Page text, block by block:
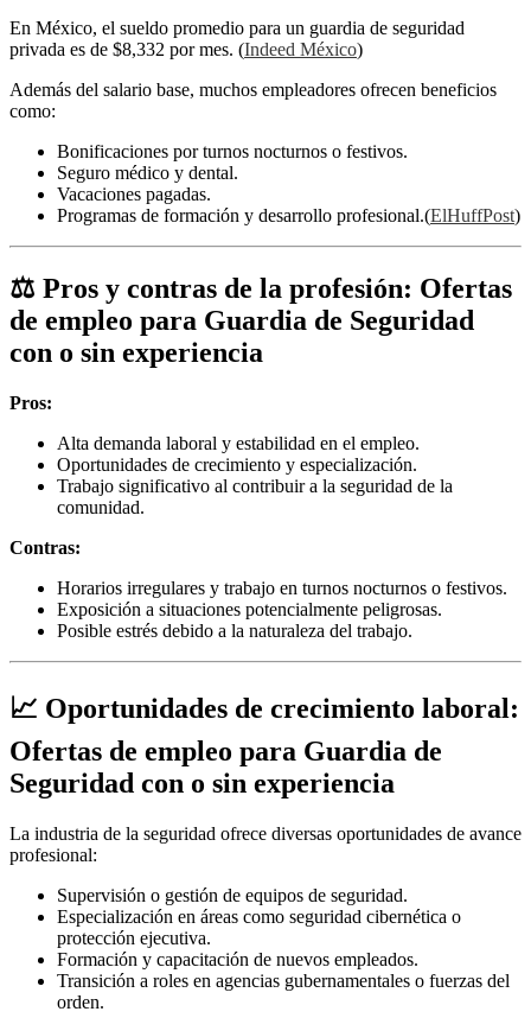
En México, el sueldo promedio para un guardia de seguridad
privada es de $8,332 por mes. (Indeed México)
Además del salario base, muchos empleadores ofrecen beneficios
como:
Bonificaciones por turnos nocturnos o festivos.
Seguro médico y dental.
Vacaciones pagadas.
Programas de formación y desarrollo profesional.(ElHuffPost)
⚖️ Pros y contras de la profesión: Ofertas
de empleo para Guardia de Seguridad
con o sin experiencia
Pros:
Alta demanda laboral y estabilidad en el empleo.
Oportunidades de crecimiento y especialización.
Trabajo significativo al contribuir a la seguridad de la
comunidad.
Contras:
Horarios irregulares y trabajo en turnos nocturnos o festivos.
Exposición a situaciones potencialmente peligrosas.
Posible estrés debido a la naturaleza del trabajo.
📈 Oportunidades de crecimiento laboral:
Ofertas de empleo para Guardia de
Seguridad con o sin experiencia
La industria de la seguridad ofrece diversas oportunidades de avance
profesional:
Supervisión o gestión de equipos de seguridad.
Especialización en áreas como seguridad cibernética o
protección ejecutiva.
Formación y capacitación de nuevos empleados.
Transición a roles en agencias gubernamentales o fuerzas del
orden.